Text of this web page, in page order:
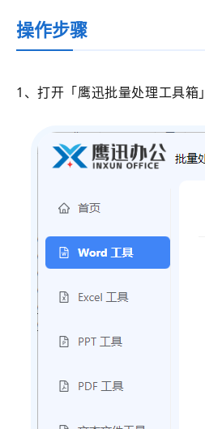
操作步骤
1、打开 「鹰迅批量处理工具箱」